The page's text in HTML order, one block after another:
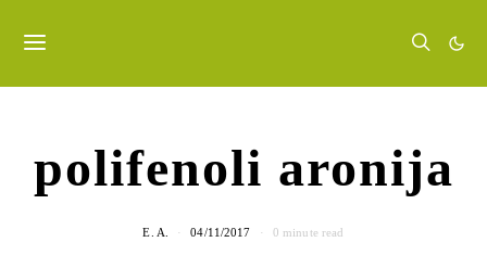
polifenoli aronija
E. A. 04/11/2017 0 minute read